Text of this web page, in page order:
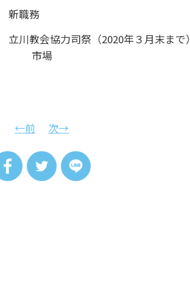
新職務
立川教会協力司祭（2020年３月末まで）
市場
←前 次→